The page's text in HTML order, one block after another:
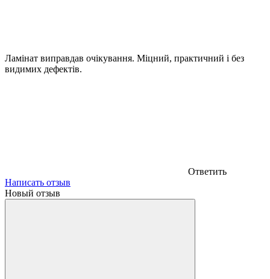
Ламінат виправдав очікування. Міцний, практичний і без
видимих дефектів.
Ответить
Написать отзыв
Новый отзыв